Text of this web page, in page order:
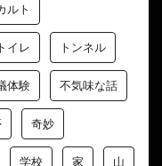
ルト
トイレ トンネル
体験 不気味な話
奇妙
学校 家 山